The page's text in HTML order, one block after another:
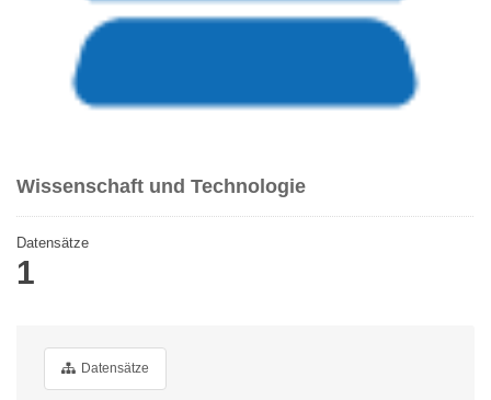
Wissenschaft und Technologie
Datensätze
1
Datensätze